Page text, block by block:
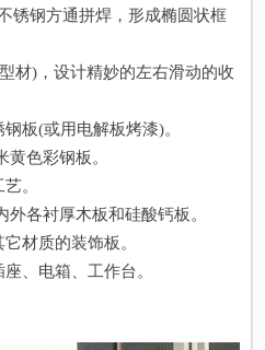
锈钢方通拼焊，形成椭圆状框
材)，设计精妙的左右滑动的收
板(或用电解板烤漆)。
色彩钢板。
。
各衬厚木板和硅酸钙板。
材质的装饰板。
、电箱、工作台。